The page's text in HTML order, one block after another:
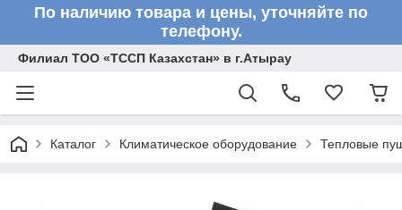
По наличию товара и цены, уточняйте по
телефону.
Филиал ТОО «ТССП Казахстан» в г.Атырау
Каталог Климатическое оборудование Тепловые